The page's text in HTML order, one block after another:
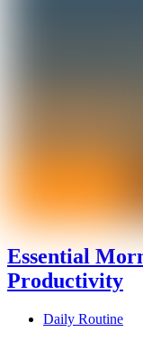
Essential
Productivity
Daily Routine